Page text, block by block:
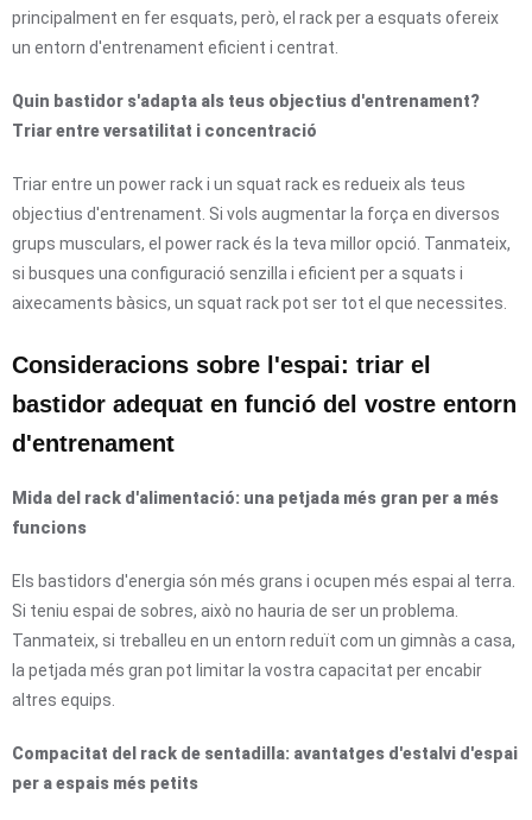
principalment en fer esquats, però, el rack per a esquats ofereix
un entorn d'entrenament eficient i centrat.
Quin bastidor s'adapta als teus objectius d'entrenament?
Triar entre versatilitat i concentració
Triar entre un power rack i un squat rack es redueix als teus
objectius d'entrenament. Si vols augmentar la força en diversos
grups musculars, el power rack és la teva millor opció. Tanmateix,
si busques una configuració senzilla i eficient per a squats i
aixecaments bàsics, un squat rack pot ser tot el que necessites.
Consideracions sobre l'espai: triar el
bastidor adequat en funció del vostre entorn
d'entrenament
Mida del rack d'alimentació: una petjada més gran per a més
funcions
Els bastidors d'energia són més grans i ocupen més espai al terra.
Si teniu espai de sobres, això no hauria de ser un problema.
Tanmateix, si treballeu en un entorn reduït com un gimnàs a casa,
la petjada més gran pot limitar la vostra capacitat per encabir
altres equips.
Compacitat del rack de sentadilla: avantatges d'estalvi d'espai
per a espais més petits